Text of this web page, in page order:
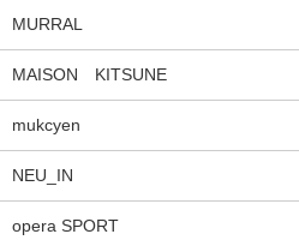
MURRAL
MAISON KITSUNE
mukcyen
NEU_IN
opera SPORT